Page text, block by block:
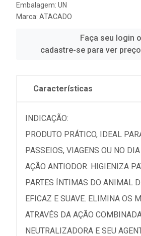
Embalagem: UN
Marca: ATACADO
Faça seu login
cadastre-se para ver
Características
INDICAÇÃO:
PRODUTO PRÁTICO, IDEAL
PASSEIOS, VIAGENS OU NO
AÇÃO ANTIODOR. HIGIENIZA
PARTES ÍNTIMAS DO ANIMAL
EFICAZ E SUAVE. ELIMINA OS
ATRAVÉS DA AÇÃO
NEUTRALIZADORA E SEU